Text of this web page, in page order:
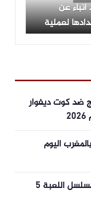
عن
لعملية
ضد كوت ديفوار
تحديث سعر الذهب عيار 21 بالمغرب اليوم
موعد عرض الحلقة 16 من مسلسل اللعبة 5